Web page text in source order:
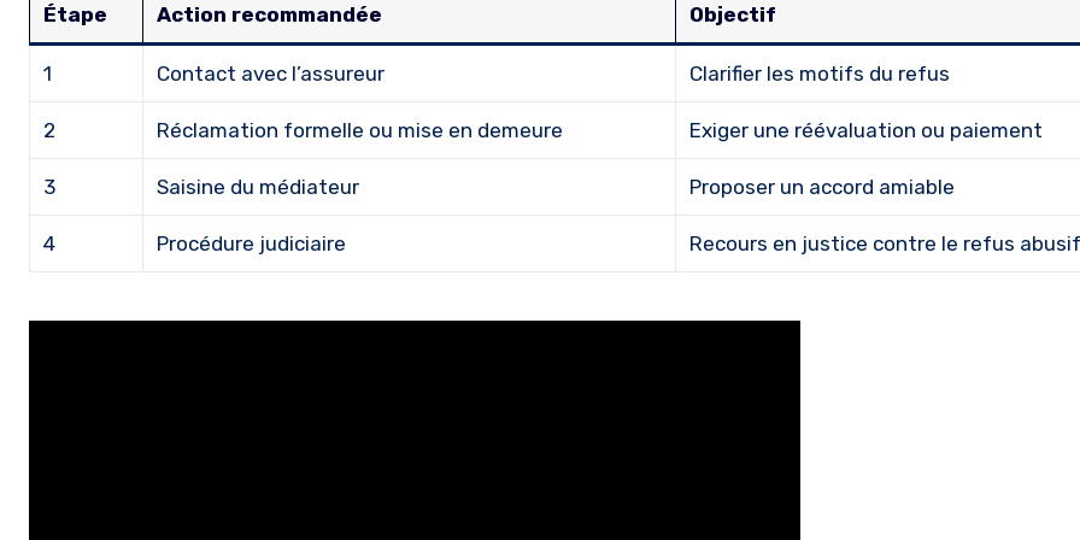
Étape Action recommandée Objectif
1 Contact avec l’assureur Clarifier les motifs du refus
2 Réclamation formelle ou mise en demeure Exiger une réévaluation ou paiement
3 Saisine du médiateur Proposer un accord amiable
4 Procédure judiciaire Recours en justice contre le refus